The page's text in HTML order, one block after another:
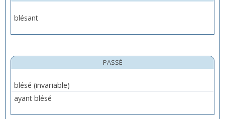
blésant
PASSÉ
ayant blésé